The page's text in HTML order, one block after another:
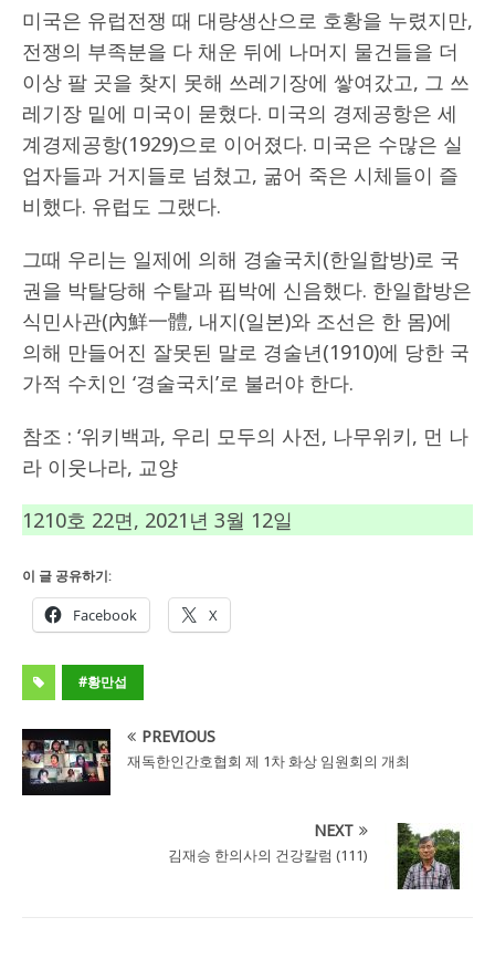
미국은 유럽전쟁 때 대량생산으로 호황을 누렸지만,
전쟁의 부족분을 다 채운 뒤에 나머지 물건들을 더
이상 팔 곳을 찾지 못해 쓰레기장에 쌓여갔고, 그 쓰
레기장 밑에 미국이 묻혔다. 미국의 경제공항은 세
계경제공항(1929)으로 이어졌다. 미국은 수많은 실
업자들과 거지들로 넘쳤고, 굶어 죽은 시체들이 즐
비했다. 유럽도 그랬다.
그때 우리는 일제에 의해 경술국치(한일합방)로 국
권을 박탈당해 수탈과 핍박에 신음했다. 한일합방은
식민사관(內鮮一體, 내지(일본)와 조선은 한 몸)에
의해 만들어진 잘못된 말로 경술년(1910)에 당한 국
가적 수치인 ‘경술국치’로 불러야 한다.
참조 : ‘위키백과, 우리 모두의 사전, 나무위키, 먼 나
라 이웃나라, 교양
1210호 22면, 2021년 3월 12일
이 글 공유하기:
Facebook X
#황만섭
PREVIOUS
재독한인간호협회 제 1차 화상 임원회의 개최
NEXT
김재승 한의사의 건강칼럼 (111)